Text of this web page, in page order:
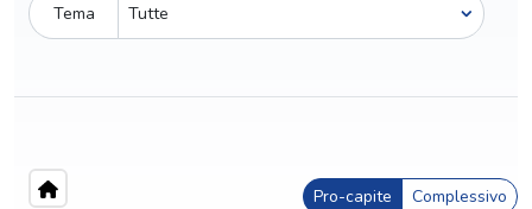
Tema
Pro-capite Complessivo